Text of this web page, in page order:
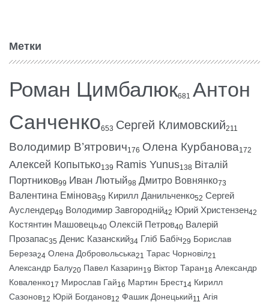
Метки
Роман Цимбалюк681 Антон
Санченко653 Сергей Климовский211
Володимир В’ятрович176 Олена Курбанова172
Алексей Копытько139 Ramis Yunus138 Віталій
Портников99 Иван Лютый98 Дмитро Вовнянко73
Валентина Емінова59 Кирилл Данильченко52 Сергей
Ауслендер49 Володимир Завгородній42 Юрий Христензен42
Костянтин Машовець40 Олексій Петров40 Валерій
Прозапас35 Денис Казанский34 Гліб Бабіч29 Борислав
Береза24 Олена Добровольська21 Тарас Чорновіл21
Александр Балу20 Павел Казарин19 Віктор Таран18 Александр
Коваленко17 Мирослав Гай16 Мартин Брест14 Кирилл
Сазонов12 Юрій Богданов12 Фашик Донецький11 Агія